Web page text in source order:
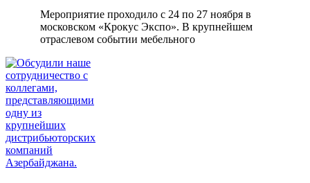
Мероприятие проходило с 24 по 27 ноября в
московском «Крокус Экспо». В крупнейшем
отраслевом событии мебельного